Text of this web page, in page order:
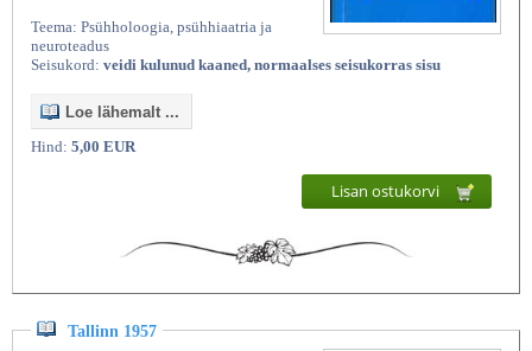
Teema: Psühholoogia, psühhiaatria ja
neuroteadus
Seisukord: veidi kulunud kaaned, normaalses seisukorras sisu
Loe lähemalt ...
Hind: 5,00 EUR
Lisan ostukorvi
Tallinn 1957